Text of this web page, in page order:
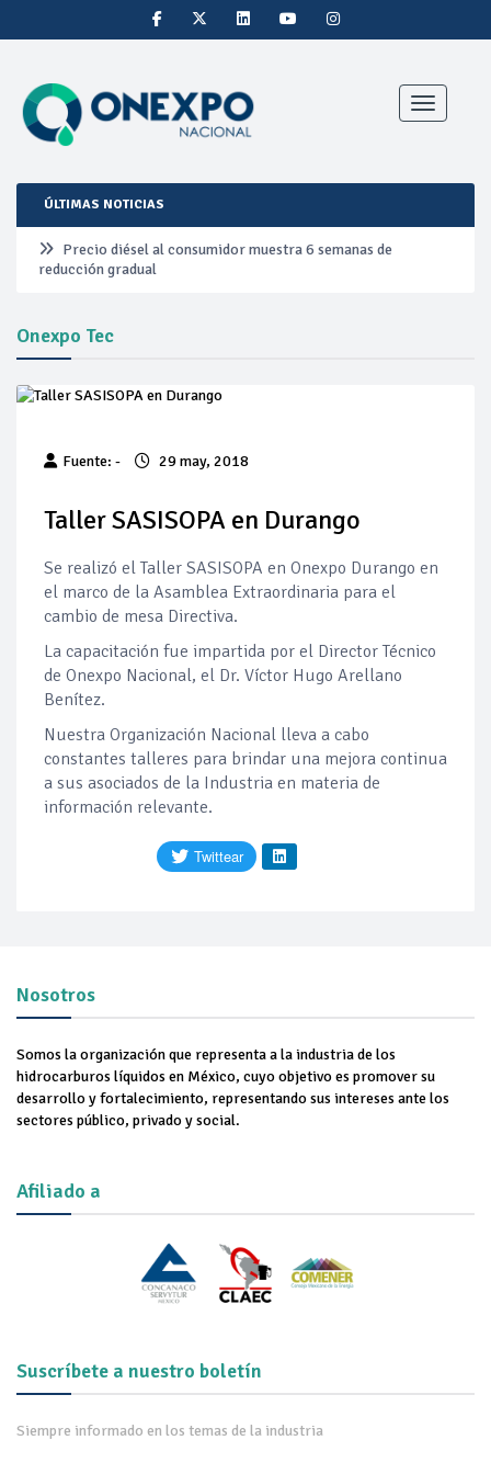
Toggle
ÚLTIMAS NOTICIAS
Precio diésel al consumidor muestra 6 semanas de
reducción gradual
Pemex ante la refinación clandestina
precios del petróleo y producción récord
mantienen precios al alza
Pierde Pemex 71 millones de pesos al día por
"procesadoras" ilegales
Pacto dispara 83% ventas diésel Pemex
Incertidumbre regulatoria pone a prueba las inversiones de
las Estaciones de Servicio familiares
Precio del diésel comprime el margen de las gasolineras: se
espera estabilización del mercado
Baja 5% más el precio internacional del crudo por posible
acuerdo de paz
Petróleo continúa su descenso en el mercado internacional
Onexpo Tec
Fuente: - 29 may, 2018
Taller SASISOPA en Durango
Se realizó el Taller SASISOPA en Onexpo Durango en
el marco de la Asamblea Extraordinaria para el
cambio de mesa Directiva.
La capacitación fue impartida por el Director Técnico
de Onexpo Nacional, el Dr. Víctor Hugo Arellano
Benítez.
Nuestra Organización Nacional lleva a cabo
constantes talleres para brindar una mejora continua
a sus asociados de la Industria en materia de
información relevante.
Nosotros
Somos la organización que representa a la industria de los
hidrocarburos líquidos en México, cuyo objetivo es promover su
desarrollo y fortalecimiento, representando sus intereses ante los
sectores público, privado y social.
Afiliado a
Suscríbete a nuestro boletín
Siempre informado en los temas de la industria